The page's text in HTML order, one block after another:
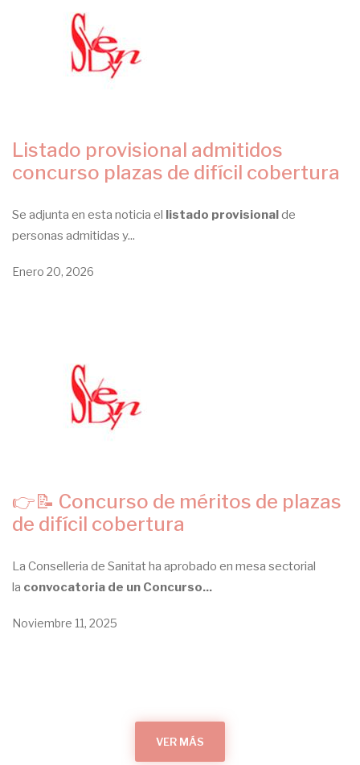
Listado provisional admitidos
concurso plazas de difícil cobertura
Se adjunta en esta noticia el listado provisionalde
personas admitidas y...
Enero 20, 2026
👉📝 Concurso de méritos de plazas
de difícil cobertura
La Conselleria de Sanitat ha aprobado en mesa sectorial
la convocatoria de un Concurso...
Noviembre 11, 2025
VER MÁS